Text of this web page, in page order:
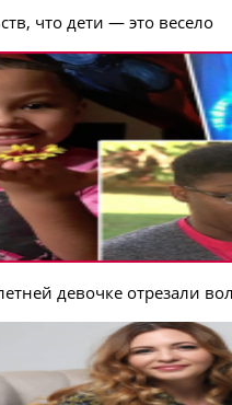
что дети — это весело
девочке отрезали